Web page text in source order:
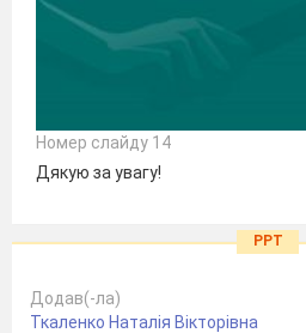
Номер слайду 14
Дякую за увагу!
PPT
Додав(-ла)
Ткаленко Наталія Вікторівна